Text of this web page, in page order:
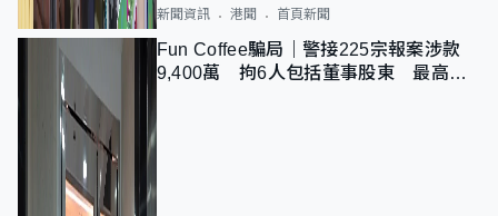
新聞資訊 港聞 首頁新聞
Fun Coffee騙局｜警接225宗報案涉款
9,400萬 拘6人包括董事股東 最高金